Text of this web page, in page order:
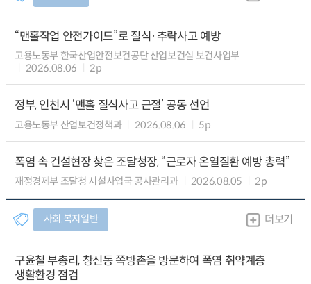
“맨홀작업 안전가이드”로 질식·추락사고 예방
고용노동부 한국산업안전보건공단 산업보건실 보건사업부
2026.08.06
2p
정부, 인천시 ‘맨홀 질식사고 근절’ 공동 선언
고용노동부 산업보건정책과 2026.08.06 5p
폭염 속 건설현장 찾은 조달청장, “근로자 온열질환 예방 총력”
재정경제부 조달청 시설사업국 공사관리과 2026.08.05 2p
사회.복지일반 더보기
구윤철 부총리, 창신동 쪽방촌을 방문하여 폭염 취약계층
생활환경 점검